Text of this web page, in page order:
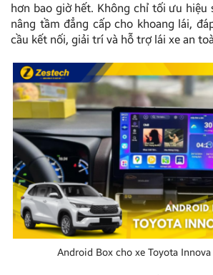
hơn bao giờ hết. Không chỉ tối ưu hiệu
nâng tầm đẳng cấp cho khoang lái,
cầu kết nối, giải trí và hỗ trợ lái xe an
Android Box cho xe Toyota